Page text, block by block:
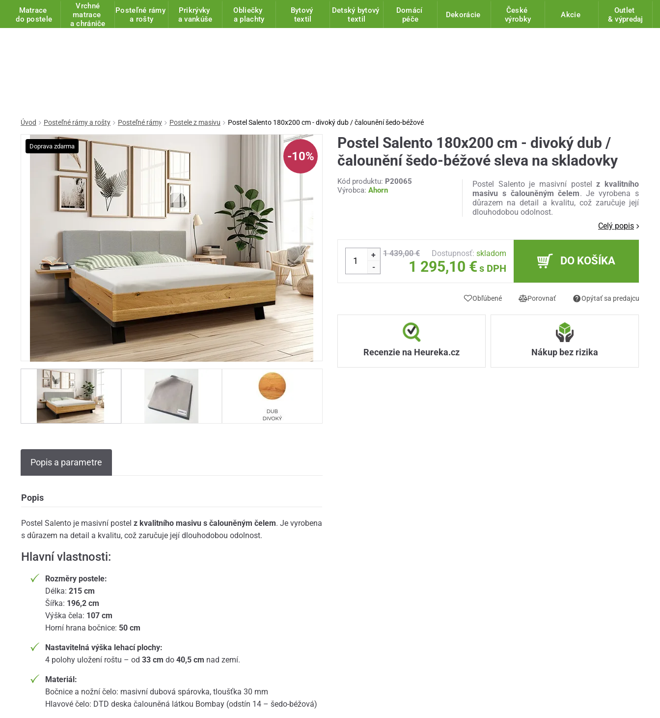
Matrace
do postele
Vrchné
matrace
a chrániče
Posteľné rámy
a rošty
Prikrývky
a vankúše
Obliečky
a plachty
Bytový
textil
Detský bytový
textil
Domácí
péče
Dekorácie
České
výrobky
Akcie
Outlet
& výpredaj
Úvod Posteľné rámy a rošty Posteľné rámy Postele z masivu Postel Salento 180x200 cm - divoký dub / čalounění šedo-béžové
Doprava zdarma
-10%
Popis a parametre
Popis
Postel Salento je masivní postel z kvalitního masivu s čalouněným čelem. Je vyrobena
s důrazem na detail a kvalitu, což zaručuje její dlouhodobou odolnost.
Hlavní vlastnosti:
Rozměry postele:
Délka: 215 cm
Šířka: 196,2 cm
Výška čela: 107 cm
Horní hrana bočnice: 50 cm
Nastavitelná výška lehací plochy:
4 polohy uložení roštu – od 33 cm do 40,5 cm nad zemí.
Materiál:
Bočnice a nožní čelo: masivní dubová spárovka, tloušťka 30 mm
Hlavové čelo: DTD deska čalouněná látkou Bombay (odstín 14 – šedo-béžová)
Postel Salento 180x200 cm - divoký dub /
čalounění šedo-béžové sleva na skladovky
Kód produktu: P20065
Výrobca: Ahorn
Postel Salento je masivní postelz kvalitního
masivu s čalouněným čelem. Je vyrobena s
důrazem na detail a kvalitu, což zaručuje její
dlouhodobou odolnost.
Celý popis
+
-
1 439,00 € Dostupnosť: skladom
1 295,10 € s DPH
DO KOŠÍKA
Obľúbené Porovnať Opýtať sa predajcu
Recenzie na Heureka.cz Nákup bez rizika